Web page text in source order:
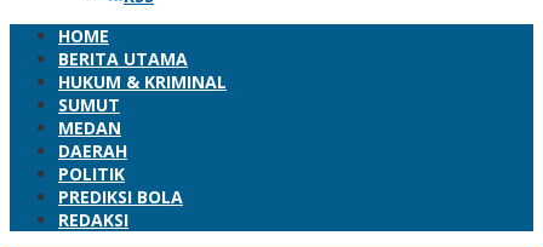
HOME
BERITA UTAMA
HUKUM & KRIMINAL
SUMUT
MEDAN
DAERAH
POLITIK
PREDIKSI BOLA
REDAKSI